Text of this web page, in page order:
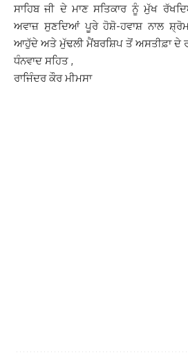
ਸਾਹਿਬ ਜੀ ਦੇ ਮਾਣ ਸਤਿਕਾਰ ਨੂੰ ਮੁੱਖ
ਅਵਾਜ਼ ਸੁਣਦਿਆਂ ਪੂਰੇ ਹੋਸ਼ੋ-ਹਵਾਸ਼ ਨਾਲ
ਆਹੁੱਦੇ ਅਤੇ ਮੁੱਢਲੀ ਮੈਂਬਰਸ਼ਿਪ ਤੋਂ ਅਸਤੀਫ਼ਾ ਦੇ
ਧੰਨਵਾਦ ਸਹਿਤ ,
ਰਾਜਿੰਦਰ ਕੌਰ ਮੀਮਸਾ